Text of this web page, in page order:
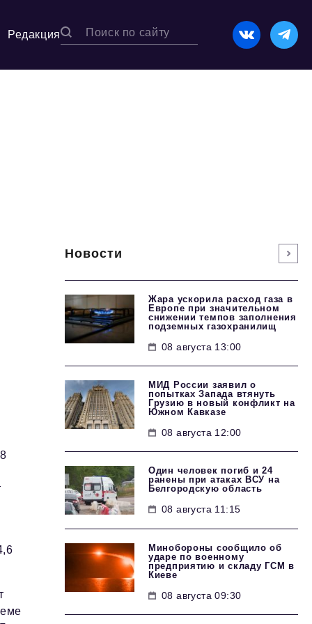
Редакция
Новости
Жара ускорила расход газа в
Европе при значительном
снижении темпов заполнения
подземных газохранилищ
08 августа 13:00
МИД России заявил о
попытках Запада втянуть
Грузию в новый конфликт на
Южном Кавказе
08 августа 12:00
Один человек погиб и 24
ранены при атаках ВСУ на
Белгородскую область
08 августа 11:15
Минобороны сообщило об
ударе по военному
предприятию и складу ГСМ в
Киеве
08 августа 09:30